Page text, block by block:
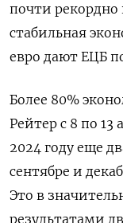
почти рекордно
стабильная
евро дают ЕЦБ
Более 80%
Рейтер с 8 по 13
2024 году еще
сентябре и
Это в
результатами